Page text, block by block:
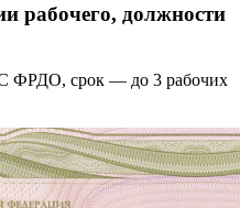
рабочего, должности
ФРДО, срок — до 3 рабочих